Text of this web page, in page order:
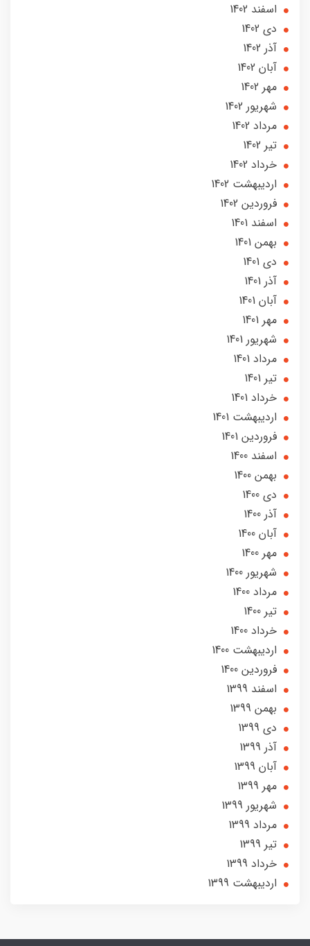
اسفند 1402
دی 1402
آذر 1402
آبان 1402
مهر 1402
شهریور 1402
مرداد 1402
تير 1402
خرداد 1402
ارديبهشت 1402
فروردین 1402
اسفند 1401
بهمن 1401
دی 1401
آذر 1401
آبان 1401
مهر 1401
شهریور 1401
مرداد 1401
تير 1401
خرداد 1401
ارديبهشت 1401
فروردین 1401
اسفند 1400
بهمن 1400
دی 1400
آذر 1400
آبان 1400
مهر 1400
شهریور 1400
مرداد 1400
تير 1400
خرداد 1400
ارديبهشت 1400
فروردین 1400
اسفند 1399
بهمن 1399
دی 1399
آذر 1399
آبان 1399
مهر 1399
شهریور 1399
مرداد 1399
تير 1399
خرداد 1399
ارديبهشت 1399